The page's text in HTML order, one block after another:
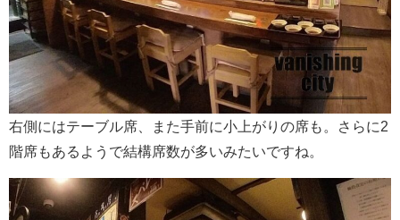
右側にはテーブル席、また手前に小上がりの席も。さらに2
階席もあるようで結構席数が多いみたいですね。